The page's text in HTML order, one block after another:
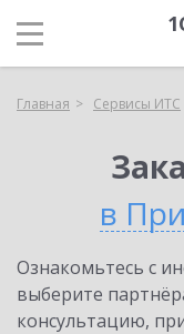
Главная Сервисы ИТС
в
Ознакомьтесь с
выберите
консультацию,